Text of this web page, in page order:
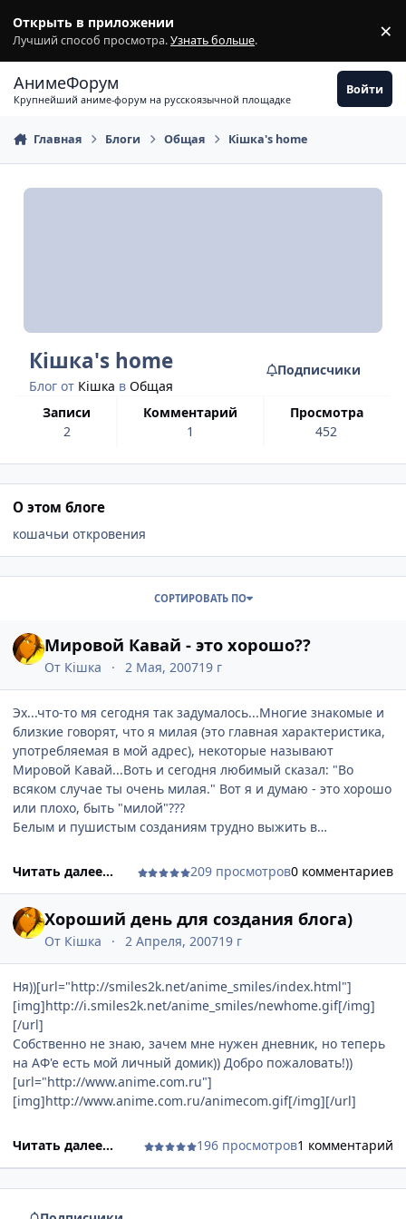
Открыть в приложении
Лучший способ просмотра.Узнать больше. ×
АнимеФорум
Крупнейший аниме-форум на русскоязычной площадке
Войти
Главная Блоги Общая Кiшка's home
Кiшка's home
Блог от Кiшка вОбщая
записи
2
комментарий
1
просмотра
452
Подписчики
О этом блоге
кошачьи откровения
СОРТИРОВАТЬ ПО
Мировой Кавай - это хорошо??
От Кiшка 2 Мая, 200719 г
Эх...что-то мя сегодня так задумалось...Многие знакомые и
близкие говорят, что я милая (это главная характеристика,
употребляемая в мой адрес), некоторые называют
Мировой Кавай...Воть и сегодня любимый сказал: "Во
всяком случае ты очень милая." Вот я и думаю - это хорошо
или плохо, быть "милой"???
Белым и пушистым созданиям трудно выжить в
"кавайность"??? А нравятся ли молодым людям милые
девушки??? воть такая дилемма...мя в глубоких
раздумиях[url="http://smiles2k.net/anime_smiles/2/index.htm
l"][img]http://i.smiles2k.net/anime_smiles/60.gif[/img][/url]
Читать далее... 209 просмотров0 комментариев
Хороший день для создания блога)
От Кiшка 2 Апреля, 200719 г
Ня))[url="http://smiles2k.net/anime_smiles/index.html"]
[img]http://i.smiles2k.net/anime_smiles/newhome.gif[/img]
[/url]
Собственно не знаю, зачем мне нужен дневник, но теперь
на АФ'е есть мой личный домик)) Добро пожаловать!))
[url="http://www.anime.com.ru"]
[img]http://www.anime.com.ru/animecom.gif[/img][/url]
Читать далее... 196 просмотров1 комментарий